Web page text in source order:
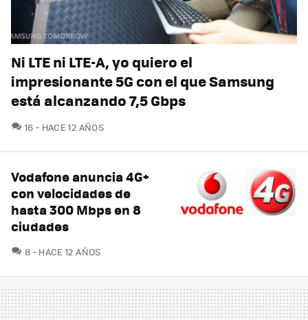
Ni LTE ni LTE-A, yo quiero el
impresionante 5G con el que Samsung
está alcanzando 7,5 Gbps
16 COMENTARIOS
HACE 12 AÑOS
Vodafone anuncia 4G+
con velocidades de
hasta 300 Mbps en 8
ciudades
8 COMENTARIOS
HACE 12 AÑOS